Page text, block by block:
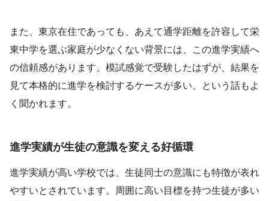
また、東京在住であっても、あえて通学距離を許容して栄
東中学を選ぶ家庭が少なくない背景には、この進学実績へ
の信頼感があります。模試感覚で受験したはずが、結果を
見て本格的に進学を検討するケースが多い、という話もよ
く聞かれます。
進学実績が生徒の意識を変える好循環
進学実績が高い学校では、生徒同士の意識にも特徴が表れ
やすいとされています。周囲に高い目標を持つ生徒が多い